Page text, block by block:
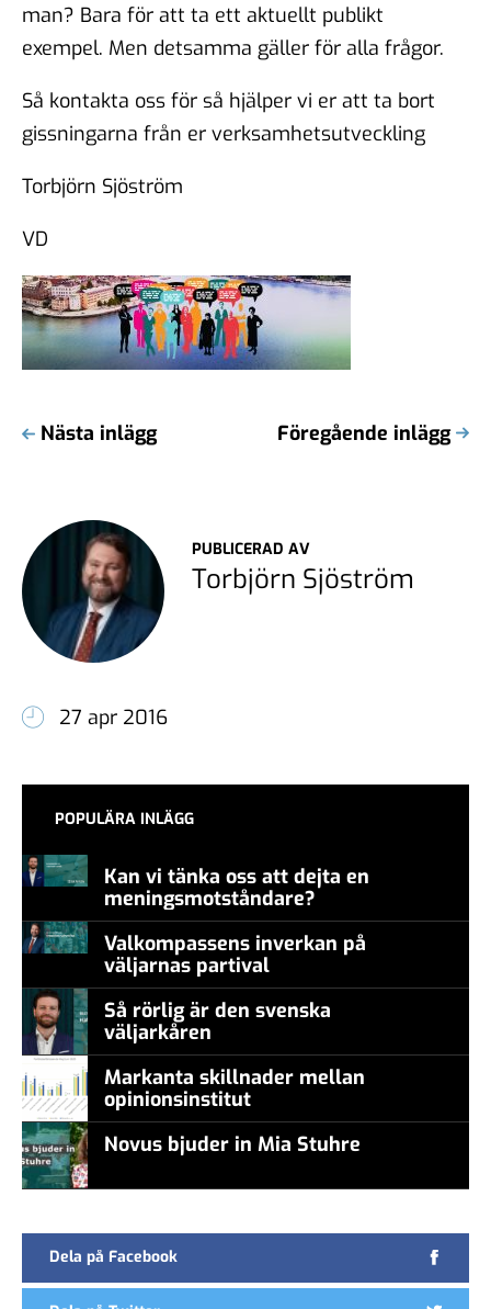
man? Bara för att ta ett aktuellt publikt
exempel. Men detsamma gäller för alla frågor.
Så kontakta oss för så hjälper vi er att ta bort
gissningarna från er verksamhetsutveckling
Torbjörn Sjöström
VD
Nästa inlägg Föregående inlägg
PUBLICERAD AV
Torbjörn Sjöström
27 apr 2016
POPULÄRA INLÄGG
Kan vi tänka oss att dejta en
meningsmotståndare?
Valkompassens inverkan på
väljarnas partival
Så rörlig är den svenska
väljarkåren
Markanta skillnader mellan
opinionsinstitut
Novus bjuder in Mia Stuhre
Dela på Facebook